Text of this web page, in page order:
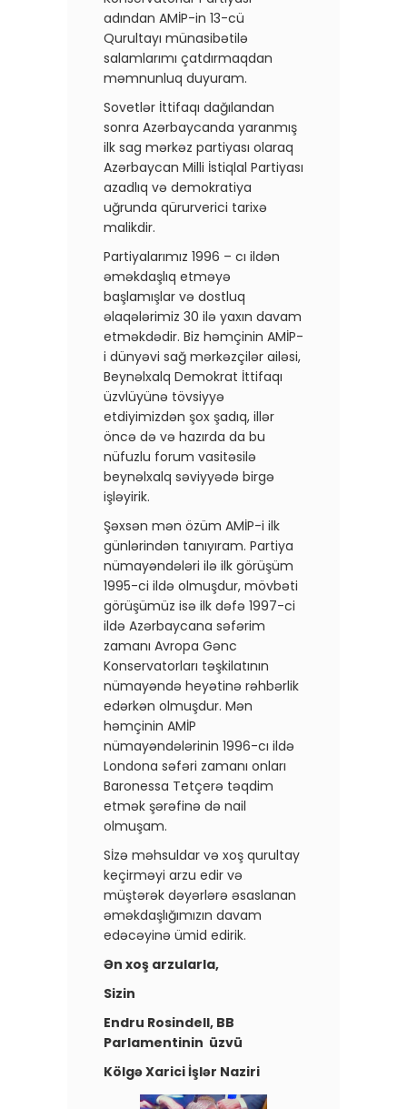
adından AMİP-in 13-cü
Qurultayı münasibətilə
salamlarımı çatdırmaqdan
məmnunluq duyuram.
Sovetlər İttifaqı dağılandan
sonra Azərbaycanda yaranmış
ilk sag mərkəz partiyası olaraq
Azərbaycan Milli İstiqlal Partiyası
azadlıq və demokratiya
uğrunda qürurverici tarixə
malikdir.
Partiyalarımız 1996 – cı ildən
əməkdaşlıq etməyə
başlamışlar və dostluq
əlaqələrimiz 30 ilə yaxın davam
etməkdədir. Biz həmçinin AMİP-
i dünyəvi sağ mərkəzçilər ailəsi,
Beynəlxalq Demokrat İttifaqı
üzvlüyünə tövsiyyə
etdiyimizdən şox şadıq, illər
öncə də və hazırda da bu
nüfuzlu forum vasitəsilə
beynəlxalq səviyyədə birgə
işləyirik.
Şəxsən mən özüm AMİP-i ilk
günlərindən tanıyıram. Partiya
nümayəndələri ilə ilk görüşüm
1995-ci ildə olmuşdur, mövbəti
görüşümüz isə ilk dəfə 1997-ci
ildə Azərbaycana səfərim
zamanı Avropa Gənc
Konservatorları təşkilatının
nümayəndə heyətinə rəhbərlik
edərkən olmuşdur. Mən
həmçinin AMİP
nümayəndələrinin 1996-cı ildə
Londona səfəri zamanı onları
Baronessa Tetçerə təqdim
etmək şərəfinə də nail
olmuşam.
Sİzə məhsuldar və xoş qurultay
keçirməyi arzu edir və
müştərək dəyərlərə əsaslanan
əməkdaşlığımızın davam
edəcəyinə ümid edirik.
Ən xoş arzularla,
Sizin
Endru Rosindell, BB
Parlamentinin üzvü
Kölgə Xarici İşlər Naziri